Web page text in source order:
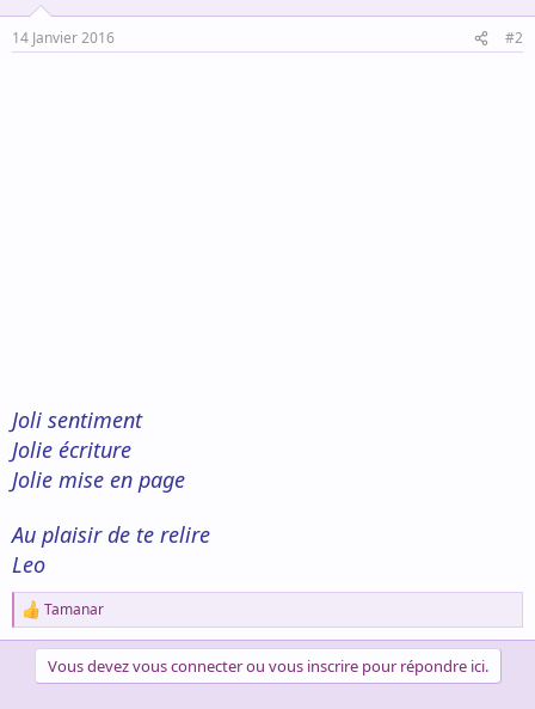
s
14 Janvier 2016 #2
Joli sentiment
Jolie écriture
Jolie mise en page
Au plaisir de te relire
Leo
R
e
Tamanar
Vous devez vous connecter ou vous inscrire pour répondre ici.